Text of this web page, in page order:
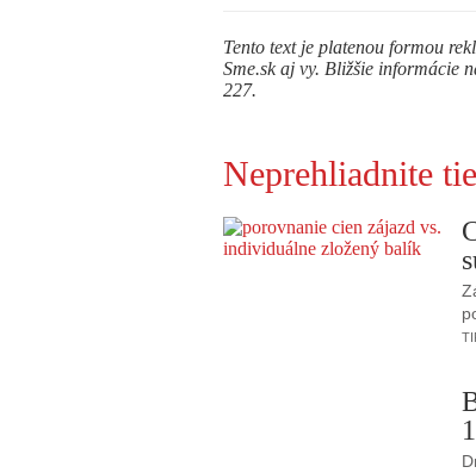
Tento text je platenou formou
Sme.sk aj vy. Bližšie informácie
227.
Neprehliadnite